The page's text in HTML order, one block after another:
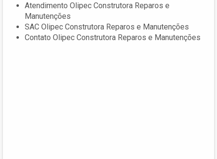
Atendimento Olipec Construtora Reparos e
Manutenções
SAC Olipec Construtora Reparos e Manutenções
Contato Olipec Construtora Reparos e Manutenções